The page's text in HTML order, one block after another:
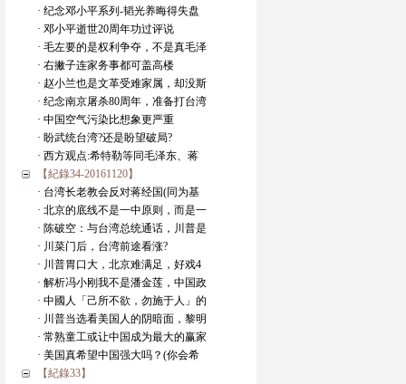
· 纪念邓小平系列-韬光养晦得失盘
· 邓小平逝世20周年功过评说
· 毛左要的是权利争夺，不是真毛泽
· 右撇子连家务事都可盖高楼
· 赵小兰也是文革受难家属，却没斯
· 纪念南京屠杀80周年，准备打台湾
· 中国空气污染比想象更严重
· 盼武统台湾?还是盼望破局?
· 西方观点:希特勒等同毛泽东、蒋
【紀錄34-20161120】
· 台湾长老教会反对蒋经国(同为基
· 北京的底线不是一中原则，而是一
· 陈破空：与台湾总统通话，川普是
· 川菜门后，台湾前途看涨?
· 川普胃口大，北京难满足，好戏4
· 解析冯小刚我不是潘金莲，中国政
· 中國人「己所不欲，勿施于人」的
· 川普当选看美国人的阴暗面，黎明
· 常熟童工或让中国成为最大的赢家
· 美国真希望中国强大吗？(你会希
【紀錄33】